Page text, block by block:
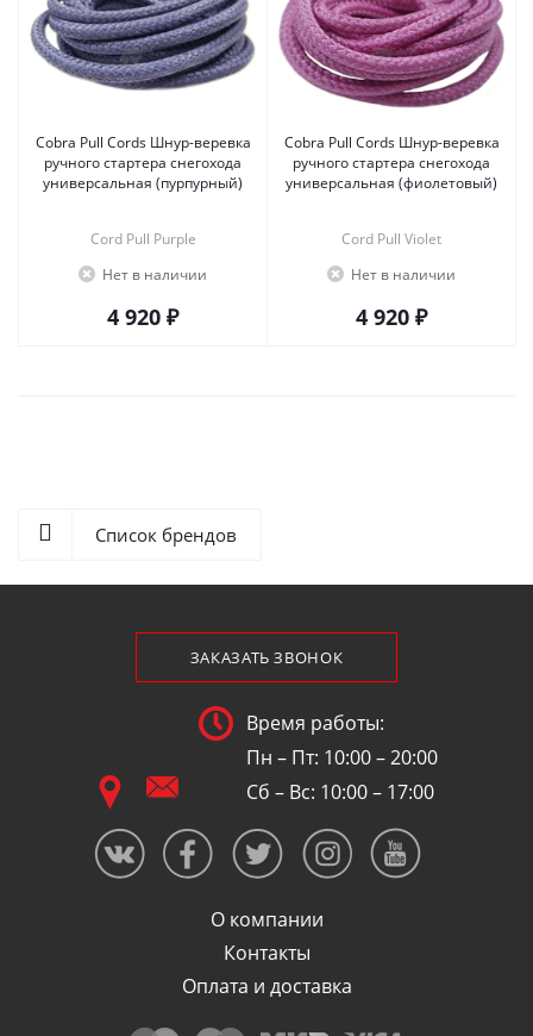
Cobra Pull Cords Шнур-веревка
ручного стартера снегохода
универсальная (пурпурный)
Cord Pull Purple
Нет в наличии
4 920 ₽
Cobra Pull Cords Шнур-веревка
ручного стартера снегохода
универсальная (фиолетовый)
Cord Pull Violet
Нет в наличии
4 920 ₽
Список брендов
ЗАКАЗАТЬ ЗВОНОК
Время работы:
Пн – Пт: 10:00 – 20:00
Сб – Вс: 10:00 – 17:00
О компании
Контакты
Оплата и доставка